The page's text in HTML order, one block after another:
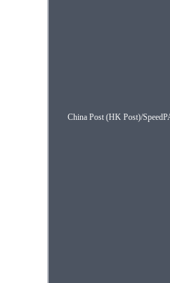
China Post (HK Post)/